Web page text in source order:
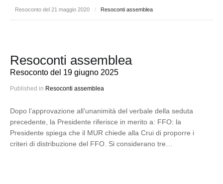
Resoconto del 21 maggio 2020 / Resoconti assemblea
Resoconti assemblea
Resoconto del 19 giugno 2025
Published in Resoconti assemblea
Dopo l’approvazione all’unanimità del verbale della seduta
precedente, la Presidente riferisce in merito a: FFO: la
Presidente spiega che il MUR chiede alla Crui di proporre i
criteri di distribuzione del FFO. Si considerano tre…